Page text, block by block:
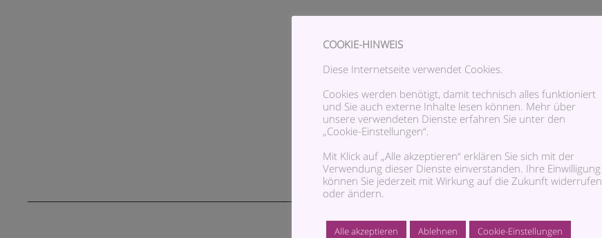
COOKIE-HINWEIS
Diese Internetseite verwendet Cookies.
Cookies werden benötigt, damit technisch alles funktioniert
und Sie auch externe Inhalte lesen können. Mehr über
unsere verwendeten Dienste erfahren Sie unter den
„Cookie-Einstellungen“.
Mit Klick auf „Alle akzeptieren“ erklären Sie sich mit der
Verwendung dieser Dienste einverstanden. Ihre Einwilligung
können Sie jederzeit mit Wirkung auf die Zukunft widerrufen
oder ändern.
Alle akzeptieren Ablehnen Cookie-Einstellungen